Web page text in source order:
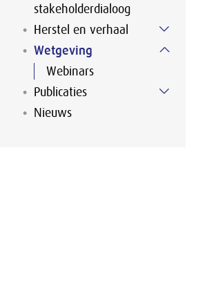
stakeholderdialoog
Herstel en verhaal
Wetgeving
Webinars
Publicaties
Nieuws